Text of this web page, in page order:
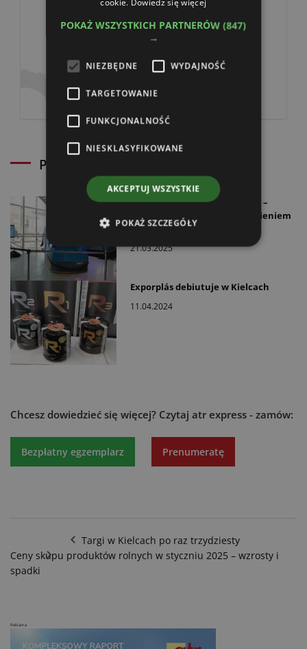
Czapka John Deere z daszkiem i
siatką z tyłu klasyczna
Powiązane artykuły
Robot paszowy Falcon 400 Pro –
inteligentne zarządzanie żywieniem
bydła
21.03.2025
Exporplás debiutuje w Kielcach
11.04.2024
Chcesz dowiedzieć się więcej? Czytaj atr express - zamów:
Bezpłatny egzemplarz Prenumeratę
Targi w Kielcach po raz trzydziesty
Ceny skupu produktów rolnych w styczniu 2025 – wzrosty i
spadki
Reklama
cookie. Dowiedz się więcej
POKAŻ WSZYSTKICH PARTNERÓW(847)
→
NIEZBĘDNE WYDAJNOŚĆ
TARGETOWANIE
FUNKCJONALNOŚĆ
NIESKLASYFIKOWANE
AKCEPTUJ WSZYSTKIE
POKAŻ SZCZEGÓŁY